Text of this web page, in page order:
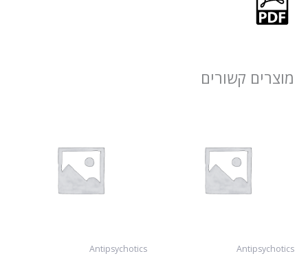
מוצרים קשורים
Antipsychotics
Antipsychotics